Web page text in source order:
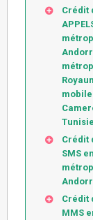
Crédit
Crédit
SMS
Crédit
MMS